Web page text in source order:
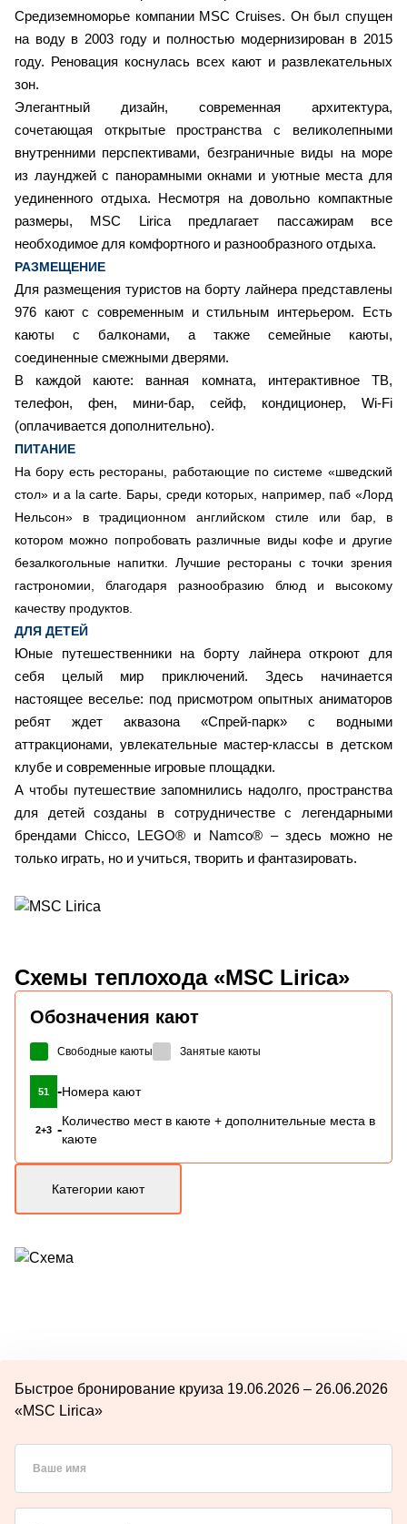
Средиземноморье компании MSC Cruises. Он был спущен
на воду в 2003 году и полностью модернизирован в 2015
году. Реновация коснулась всех кают и развлекательных
зон.
Элегантный дизайн, современная архитектура,
сочетающая открытые пространства с великолепными
внутренними перспективами, безграничные виды на море
из лаунджей с панорамными окнами и уютные места для
уединенного отдыха. Несмотря на довольно компактные
размеры, MSC Lirica предлагает пассажирам все
необходимое для комфортного и разнообразного отдыха.
РАЗМЕЩЕНИЕ
Для размещения туристов на борту лайнера представлены
976 кают с современным и стильным интерьером. Есть
каюты с балконами, а также семейные каюты,
соединенные смежными дверями.
В каждой каюте: ванная комната, интерактивное ТВ,
телефон, фен, мини-бар, сейф, кондиционер, Wi-Fi
(оплачивается дополнительно).
ПИТАНИЕ
На бору есть рестораны, работающие по системе «шведский
стол» и a la carte. Бары, среди которых, например, паб «Лорд
Нельсон» в традиционном английском стиле или бар, в
котором можно попробовать различные виды кофе и другие
безалкогольные напитки. Лучшие рестораны с точки зрения
гастрономии, благодаря разнообразию блюд и высокому
качеству продуктов.
ДЛЯ ДЕТЕЙ
Юные путешественники на борту лайнера откроют для
себя целый мир приключений. Здесь начинается
настоящее веселье: под присмотром опытных аниматоров
ребят ждет аквазона «Спрей-парк» с водными
аттракционами, увлекательные мастер-классы в детском
клубе и современные игровые площадки.
А чтобы путешествие запомнились надолго, пространства
для детей созданы в сотрудничестве с легендарными
брендами Chicco, LEGO® и Namco® – здесь можно не
только играть, но и учиться, творить и фантазировать.
Схемы теплохода «MSC Lirica»
Обозначения кают
Свободные каюты Занятые каюты
51 -Номера кают
2+3 -
Количество мест в каюте + дополнительные места в
каюте
Категории кают
Быстрое бронирование круиза 19.06.2026 – 26.06.2026
«MSC Lirica»
Ваше имя